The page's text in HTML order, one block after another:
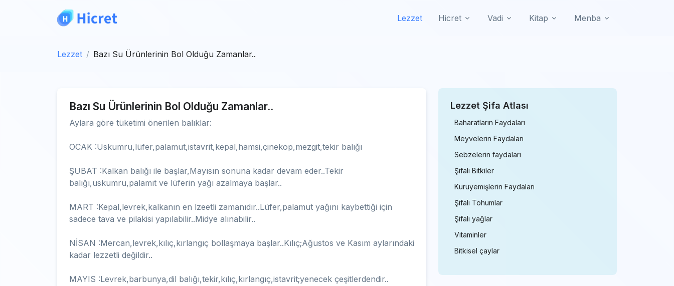
Lezzet Hicret Vadi Kitap Menba
Lezzet Bazı Su Ürünlerinin Bol Olduğu Zamanlar..
Bazı Su Ürünlerinin Bol Olduğu Zamanlar..
Aylara göre tüketimi önerilen balıklar:
OCAK :Uskumru,lüfer,palamut,istavrit,kepal,hamsi,çinekop,mezgit,tekir balığı
ŞUBAT :Kalkan balığı ile başlar,Mayısın sonuna kadar devam eder..Tekir
balığı,uskumru,palamıt ve lüferin yağı azalmaya başlar..
MART :Kepal,levrek,kalkanın en lzeetli zamanıdır..Lüfer,palamut yağını kaybettiği için
sadece tava ve pilakisi yapılabilir..Midye alınabilir..
NİSAN :Mercan,levrek,kılıç,kırlangıç bollaşmaya başlar..Kılıç;Ağustos ve Kasım aylarındaki
kadar lezzetli değildir..
MAYIS :Levrek,barbunya,dil balığı,tekir,kılıç,kırlangıç,istavrit;yenecek çeşitlerdendir..
Lezzet Şifa Atlası
Baharatların Faydaları
Meyvelerin Faydaları
Sebzelerin faydaları
Şifalı Bitkiler
Kuruyemişlerin Faydaları
Şifalı Tohumlar
Şifalı yağlar
Vitaminler
Bitkisel çaylar